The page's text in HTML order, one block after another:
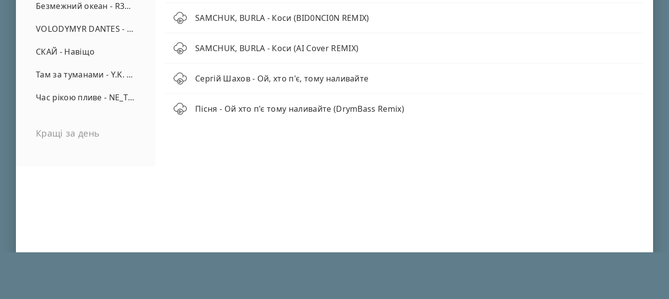
Безмежний океан - R3phase
VOLODYMYR DANTES - Просто кохаю (REMIX)
СКАЙ - Навіщо
Там за туманами - Y.K. Music
Час рікою пливе - NE_TVOYA_MRIYA
Кращі за день
SAMCHUK, BURLA - Коси (BID0NCI0N REMIX)
SAMCHUK, BURLA - Коси (AI Cover REMIX)
Сергій Шахов - Ой, хто п'є, тому наливайте
Пісня - Ой хто п'є тому наливайте (DrymBass Remix)